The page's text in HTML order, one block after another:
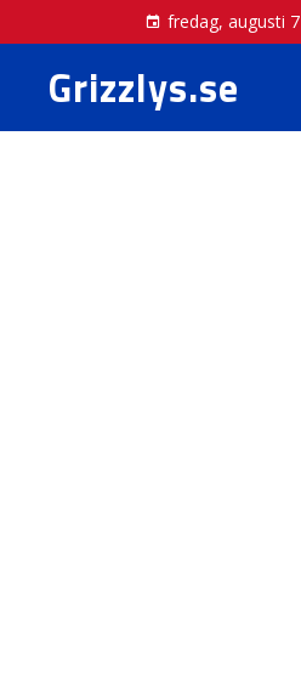
fredag, augusti 7
Grizzlys.se